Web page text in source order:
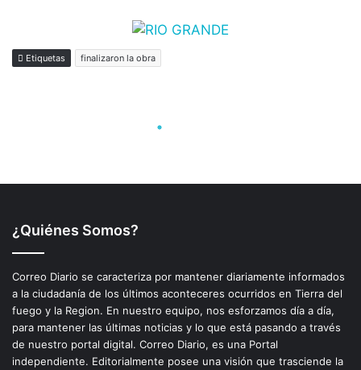
¿Quiénes Somos?
Correo Diario se caracteriza por mantener diariamente informados
a la ciudadanía de los últimos aconteceres ocurridos en Tierra del
fuego y la Region. En nuestro equipo, nos esforzamos día a día,
para mantener las últimas noticias y lo que está pasando a través
de nuestro portal digital. Correo Diario, es una Portal
independiente. Editorialmente posee una visión que trasciende la